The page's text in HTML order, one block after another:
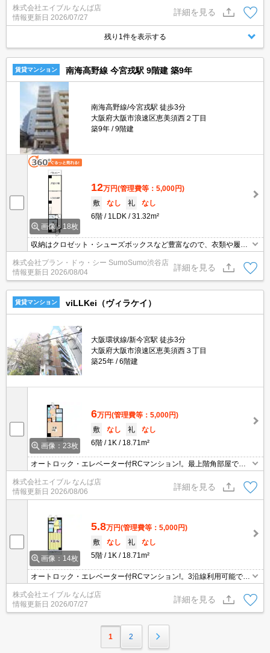
～。退去時、ルームクリーニング料金22,000円。駅近くでラクラク
便利。
株式会社エイブル なんば店
情報更新日 2026/07/27
詳細を見る
残り1件を表示する
賃貸マンション 南海高野線 今宮戎駅 9階建 築9年
南海高野線/今宮戎駅 徒歩3分
大阪府大阪市浪速区恵美須西２丁目
築9年
9階建
画像：18枚
12万円(管理費等：5,000円)
敷
なし 礼
なし
6階
1LDK 31.32m²
収納はクロゼット・シューズボックスなど豊富なので、衣類や履き
物の整理がしやすく便利です。セキュリティ面は、オートロック・
TVインターホンなど充実しているので安心して生活できます。共用
部にはゴミ出し24時間OK・宅配ボックスなど様々な設備やサービ
スが揃っているので便利です。お湯を沸かし直せる追い焚き機能付
きです。
株式会社プラン・ドゥ・シー SumoSumo渋谷店
情報更新日 2026/08/04
詳細を見る
賃貸マンション viLLKei（ヴィラケイ）
大阪環状線/新今宮駅 徒歩3分
大阪府大阪市浪速区恵美須西３丁目
築25年
6階建
画像：23枚
6万円(管理費等：5,000円)
敷
なし 礼
なし
6階
1K 18.71m²
オートロック・エレベーター付RCマンション!。最上階角部屋で
す。駐車場付。インターネット無料。独立洗面台が便利。防犯カメ
ラ付きマンション。バス・トイレ別。敷金・礼金なし。退去時清掃
費38,500円。
株式会社エイブル なんば店
情報更新日 2026/08/06
詳細を見る
画像：14枚
5.8万円(管理費等：5,000円)
敷
なし 礼
なし
5階
1K 18.71m²
オートロック・エレベーター付RCマンション!。3沿線利用可能で
す。インターネット無料。東向きバルコニー。バス・トイレ別。室
内に洗濯機置場あり。独立洗面台が便利。
株式会社エイブル なんば店
情報更新日 2026/07/27
詳細を見る
1 2